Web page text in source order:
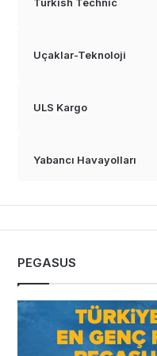
Uçaklar-Teknoloji
ULS Kargo
Yabancı Havayolları
PEGASUS